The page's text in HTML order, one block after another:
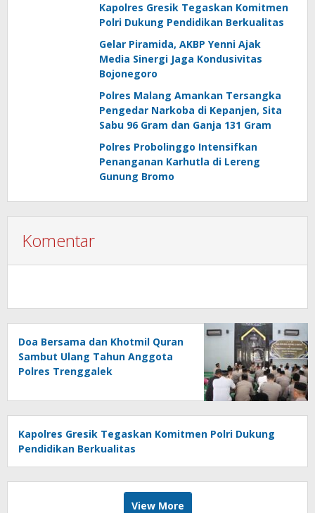
Kapolres Gresik Tegaskan Komitmen
Polri Dukung Pendidikan Berkualitas
Gelar Piramida, AKBP Yenni Ajak
Media Sinergi Jaga Kondusivitas
Bojonegoro
Polres Malang Amankan Tersangka
Pengedar Narkoba di Kepanjen, Sita
Sabu 96 Gram dan Ganja 131 Gram
Polres Probolinggo Intensifkan
Penanganan Karhutla di Lereng
Gunung Bromo
Komentar
Doa Bersama dan Khotmil Quran
Sambut Ulang Tahun Anggota
Polres Trenggalek
Kapolres Gresik Tegaskan Komitmen Polri Dukung
Pendidikan Berkualitas
View More